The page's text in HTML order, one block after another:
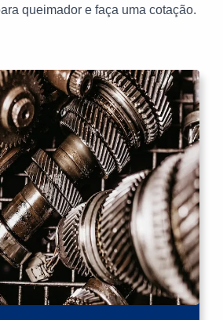
queimador e faça uma cotação.